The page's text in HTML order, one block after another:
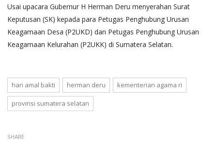
Usai upacara Gubernur H Herman Deru menyerahan Surat
Keputusan (SK) kepada para Petugas Penghubung Urusan
Keagamaan Desa (P2UKD) dan Petugas Penghubung Urusan
Keagamaan Kelurahan (P2UKK) di Sumatera Selatan.
hari amal bakti herman deru kementerian agama ri
provinsi sumatera selatan
SHARE